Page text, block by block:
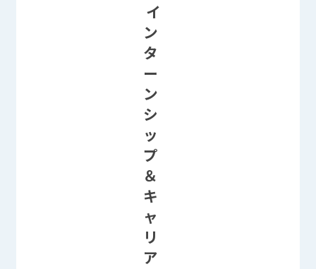
イ
ン
タ
ー
ン
シ
ッ
プ
＆
キ
ャ
リ
ア